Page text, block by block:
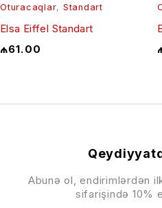
Oturacaqlar, Standart
Elsa Eiffel Standart
₼61.00
Abunə ol, endirimlərdən
sifarişində 10%